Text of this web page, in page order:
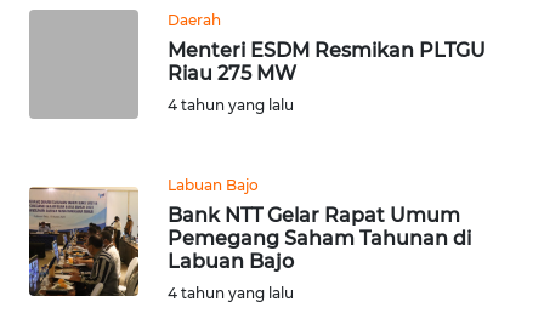
Daerah
Menteri ESDM Resmikan PLTGU
Riau 275 MW
4 tahun yang lalu
Labuan Bajo
Bank NTT Gelar Rapat Umum
Pemegang Saham Tahunan di
Labuan Bajo
4 tahun yang lalu
WN
NTB